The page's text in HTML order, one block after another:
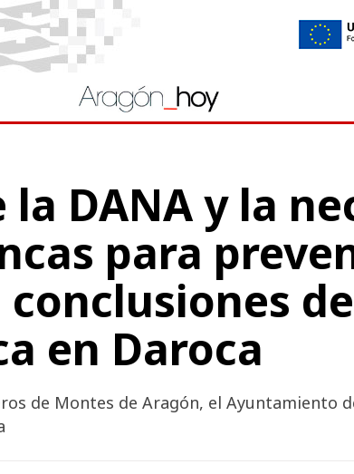
DANA y la
para
en Daroca
de Montes de Aragón, el Ayuntamiento